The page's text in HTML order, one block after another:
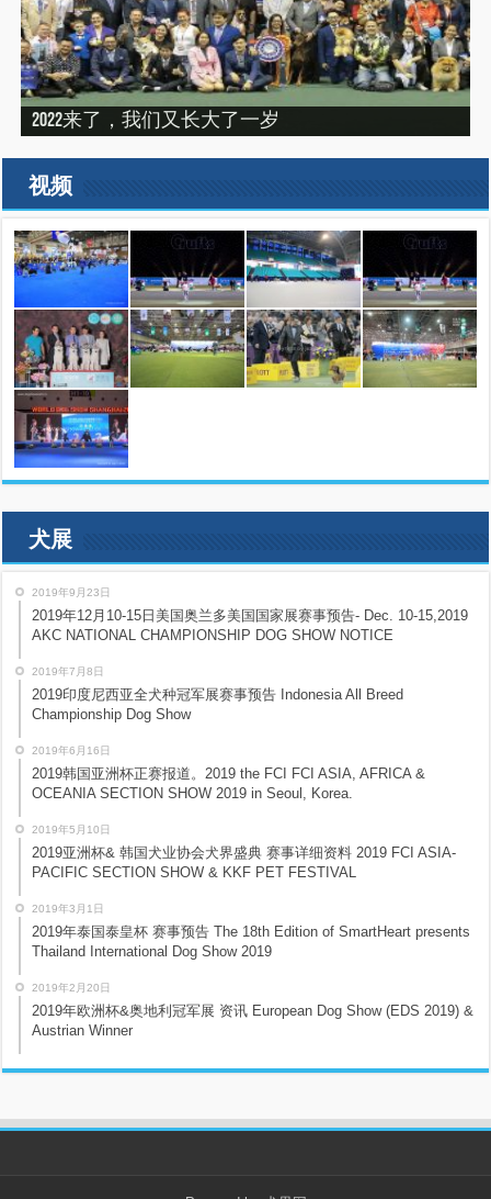
2022来了，我们又长大了一岁
建设专栏-2020年的冬天，俺们东北那场比赛
“震”撼之旅——2019印尼犬展之行（INDONEISA WINNER
SHOW 2019）
建设专栏-2019刚过一半，但是好像已经结束了。
2019美国143届西敏寺犬展随笔（三）
视频
犬展
2019年9月23日
2019年12月10-15日美国奥兰多美国国家展赛事预告- Dec. 10-15,2019
AKC NATIONAL CHAMPIONSHIP DOG SHOW NOTICE
2019年7月8日
2019印度尼西亚全犬种冠军展赛事预告 Indonesia All Breed
Championship Dog Show
2019年6月16日
2019韩国亚洲杯正赛报道。2019 the FCI FCI ASIA, AFRICA &
OCEANIA SECTION SHOW 2019 in Seoul, Korea.
2019年5月10日
2019亚洲杯& 韩国犬业协会犬界盛典 赛事详细资料 2019 FCI ASIA-
PACIFIC SECTION SHOW & KKF PET FESTIVAL
2019年3月1日
2019年泰国泰皇杯 赛事预告 The 18th Edition of SmartHeart presents
Thailand International Dog Show 2019
2019年2月20日
2019年欧洲杯&奥地利冠军展 资讯 European Dog Show (EDS 2019) &
Austrian Winner